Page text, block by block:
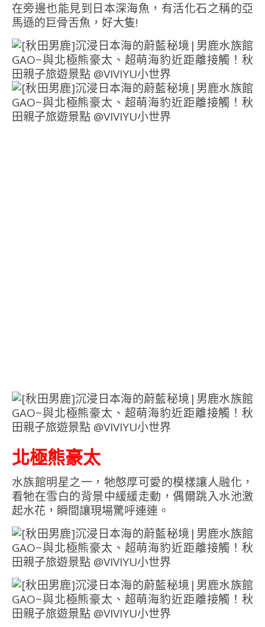
在旁邊也能見到日本深海魚，有活化石之稱的亞
馬遜的巨骨舌魚，好大隻!
北極熊豪太
水族館明星之一，牠憨厚可愛的模樣讓人融化，
看牠在雪白的背景中緩緩走動，偶爾跳入水池激
起水花，瞬間讓現場驚呼連連。